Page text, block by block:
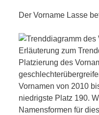
Der Vorname Lasse
Erläuterung zum
Platzierung des
Vornamen von 2010
niedrigste Platz 190.
Namensformen für